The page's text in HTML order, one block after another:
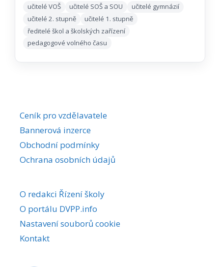
učitelé VOŠ učitelé SOŠ a SOU
učitelé gymnázií
učitelé 2. stupně
učitelé 1. stupně
ředitelé škol a školských zařízení
pedagogové volného času
Ceník pro vzdělavatele
Bannerová inzerce
Obchodní podmínky
Ochrana osobních údajů
O redakci Řízení školy
O portálu DVPP.info
Nastavení souborů cookie
Kontakt